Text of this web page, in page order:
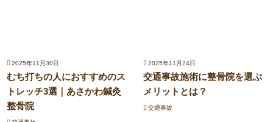
2025年11月30日
むち打ちの人におすすめのス
トレッチ3選｜あさかわ鍼灸
整骨院
2025年11月24日
交通事故施術に整骨院を選ぶ
メリットとは？
交通事故